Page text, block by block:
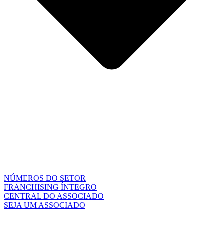
NÚMEROS DO SETOR
FRANCHISING ÍNTEGRO
CENTRAL DO ASSOCIADO
SEJA UM ASSOCIADO